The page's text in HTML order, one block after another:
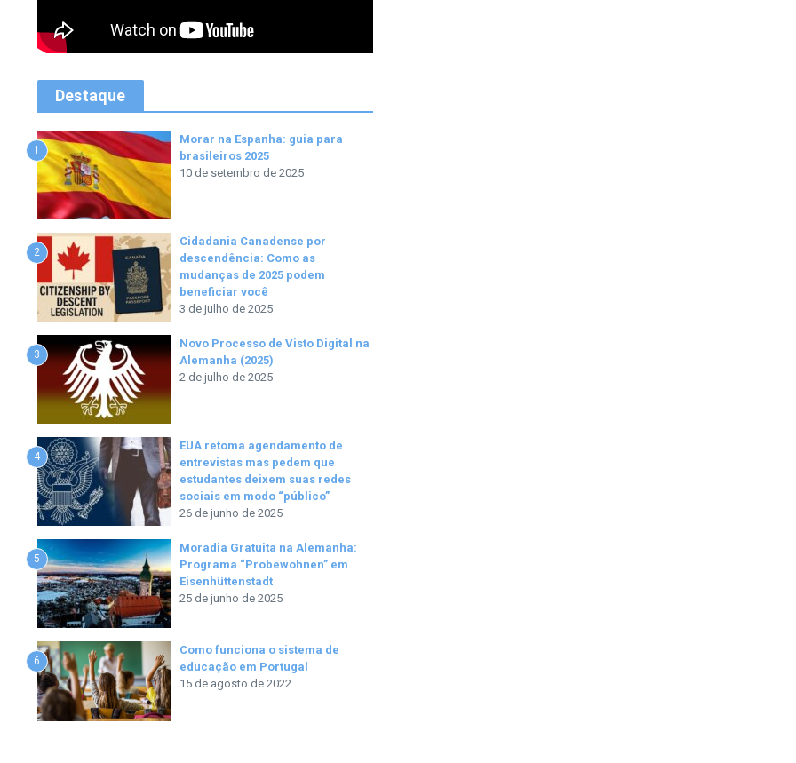
Destaque
1
Morar na Espanha: guia para
brasileiros 2025
10 de setembro de 2025
2
Cidadania Canadense por
descendência: Como as
mudanças de 2025 podem
beneficiar você
3 de julho de 2025
3
Novo Processo de Visto Digital na
Alemanha (2025)
2 de julho de 2025
4
EUA retoma agendamento de
entrevistas mas pedem que
estudantes deixem suas redes
sociais em modo “público”
26 de junho de 2025
5
Moradia Gratuita na Alemanha:
Programa “Probewohnen” em
Eisenhüttenstadt
25 de junho de 2025
6
Como funciona o sistema de
educação em Portugal
15 de agosto de 2022